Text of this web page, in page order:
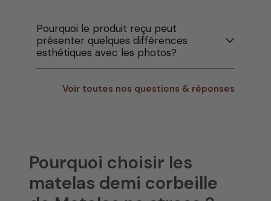
Pourquoi le produit reçu peut
présenter quelques différences
esthétiques avec les photos?
Voir toutes nos questions & réponses
Pourquoi choisir les
matelas demi corbeille